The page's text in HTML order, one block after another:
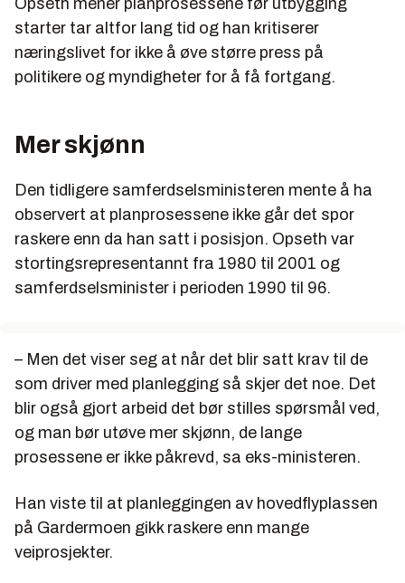
starter tar altfor lang tid og han kritiserer
næringslivet for ikke å øve større press på
politikere og myndigheter for å få fortgang.
Mer skjønn
Den tidligere samferdselsministeren mente å ha
observert at planprosessene ikke går det spor
raskere enn da han satt i posisjon. Opseth var
stortingsrepresentannt fra 1980 til 2001 og
samferdselsminister i perioden 1990 til 96.
– Men det viser seg at når det blir satt krav til de
som driver med planlegging så skjer det noe. Det
blir også gjort arbeid det bør stilles spørsmål ved,
og man bør utøve mer skjønn, de lange
prosessene er ikke påkrevd, sa eks-ministeren.
Han viste til at planleggingen av hovedflyplassen
på Gardermoen gikk raskere enn mange
veiprosjekter.